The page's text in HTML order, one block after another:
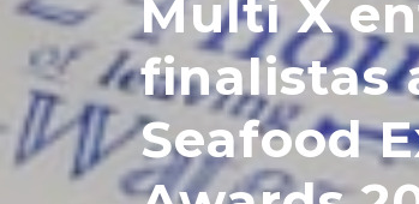
Multi X
posición
Protein